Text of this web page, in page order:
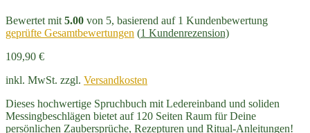
Bewertet mit 5.00 von 5, basierend auf 1 Kundenbewertung
geprüfte Gesamtbewertungen (1 Kundenrezension)
109,90 €
inkl. MwSt. zzgl. Versandkosten
Dieses hochwertige Spruchbuch mit Ledereinband und soliden
Messingbeschlägen bietet auf 120 Seiten Raum für Deine
persönlichen Zaubersprüche, Rezepturen und Ritual-Anleitungen!